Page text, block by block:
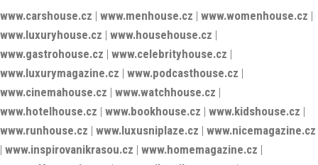
www.carshouse.cz | www.menhouse.cz | www.womenhouse.cz |
www.luxuryhouse.cz | www.househouse.cz |
www.gastrohouse.cz | www.celebrityhouse.cz |
www.luxurymagazine.cz | www.podcasthouse.cz |
www.cinemahouse.cz | www.watchhouse.cz |
www.hotelhouse.cz | www.bookhouse.cz | www.kidshouse.cz |
www.runhouse.cz | www.luxusniplaze.cz | www.nicemagazine.cz
| www.inspirovanikrasou.cz | www.homemagazine.cz |